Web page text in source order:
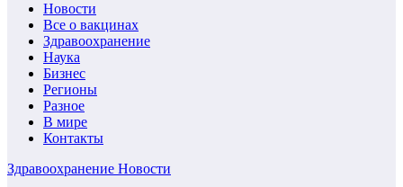
Новости
Все о вакцинах
Здравоохранение
Наука
Бизнес
Регионы
Разное
В мире
Контакты
Здравоохранение Новости